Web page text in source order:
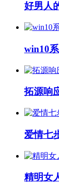
好男人
win10
拓源响
爱情七
精明女